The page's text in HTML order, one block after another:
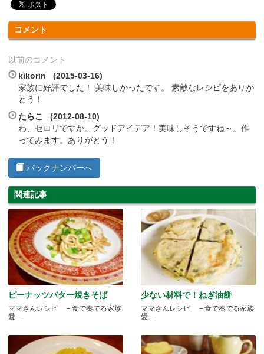
コメント
以前のコメント
kikorin (2015-03-16)
家族に好評でした！ 美味しかったです。 素敵なレシピをありが
とう！
たらこ (2012-08-10)
わ、セロリですか。グッドアイデア！美味しそうですね～。作
ってみます。ありがとう！
バックナンバーへ
関連記事
ピーナッツバター焼きそば
ママさんレシピ －食で奏でる家族
愛－
少ない材料で！ねぎ油餅
ママさんレシピ －食で奏でる家族
愛－